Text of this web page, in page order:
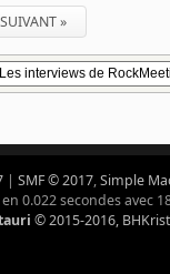
SUIVANT »
| SMF © 2017,Simple
0.022 secondes avec
© 2015-2016,